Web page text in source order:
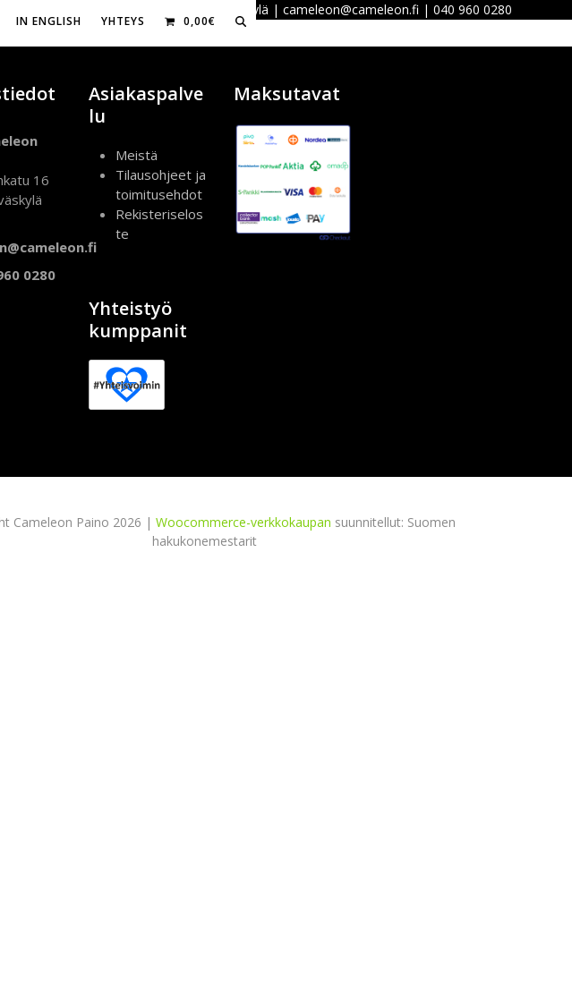
Vapaudenkatu 16, 40100 Jyväskylä | cameleon@cameleon.fi | 040 960 0280
IN ENGLISH YHTEYS 0,00€
16
0280
Asiakaspalve
lu
Meistä
Tilausohjeet ja
toimitusehdot
Rekisteriselos
te
Yhteistyö
kumppanit
Maksutavat
Cameleon Paino 2026 | Woocommerce-verkkokaupan suunnitellut: Suomen
hakukonemestarit